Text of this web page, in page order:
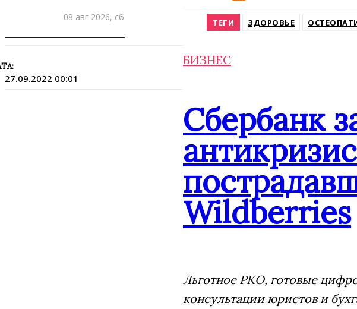
08 авг 2026, сб
27.09.2022 00:01
ТЕГИ ЗДОРОВЬЕ
БИЗНЕС
Сбербанк
Wildberries
Льготное РКО, готовые
консультации юристов и